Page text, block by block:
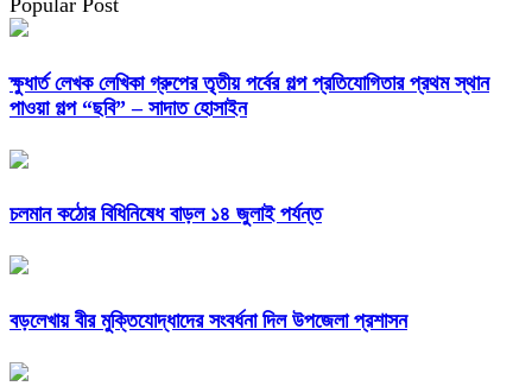
ক্ষুধার্ত লেখক লেখিকা গ্রুপের তৃতীয় পর্বের গল্প প্রতিযোগিতার প্রথম স্থান
পাওয়া গল্প “ছবি” – সাদাত হোসাইন
চলমান কঠোর বিধিনিষেধ বাড়ল ১৪ জুলাই পর্যন্ত
বড়লেখায় বীর মুক্তিযোদ্ধাদের সংবর্ধনা দিল উপজেলা প্রশাসন